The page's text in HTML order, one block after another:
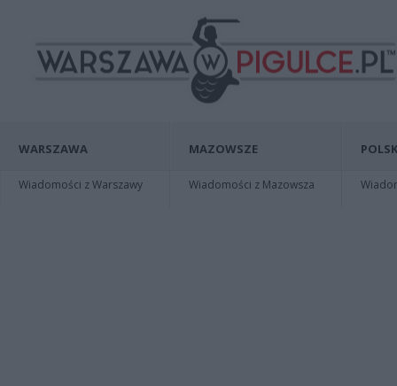
WARSZAWA
Wiadomości z Warszawy
MAZOWSZE
Wiadomości z Mazowsza